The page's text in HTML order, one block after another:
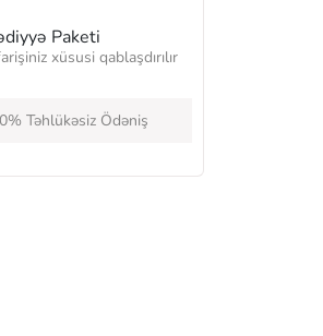
Paketi
xüsusi qablaşdırılır
Təhlükəsiz Ödəniş